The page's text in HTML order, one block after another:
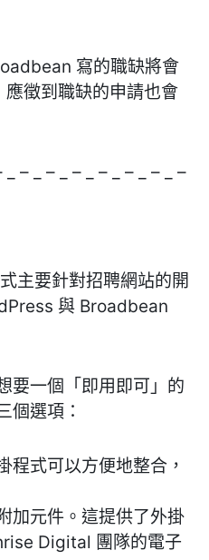
寫的職缺將會
徵到職缺的申請也會
_ – _ – _ – _ – _ – _ – _ –
主要針對招聘網站的開
與 Broadbean
要一個「即用即可」的
個選項：
程式可以方便地整合，
加元件。這提供了外掛
Digital 團隊的電子